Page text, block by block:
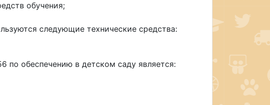
обучения;
следующие технические средства:
обеспечению в детском саду является: